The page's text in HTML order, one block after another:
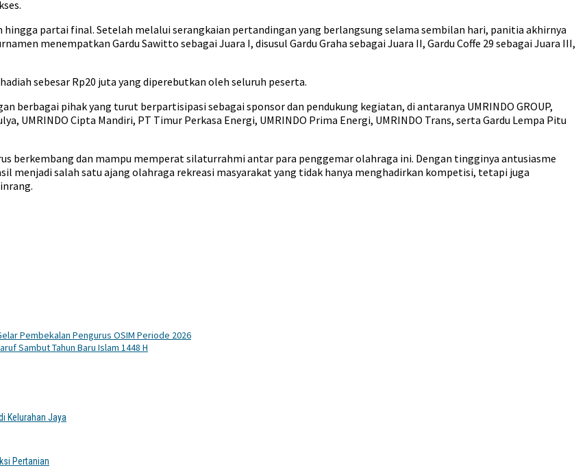
partai final. Setelah melalui serangkaian pertandingan yang berlangsung selama sembilan hari, panitia akhirnya
menempatkan Gardu Sawitto sebagai Juara I, disusul Gardu Graha sebagai Juara II, Gardu Coffe 29 sebagai Juara III,
sebesar Rp20 juta yang diperebutkan oleh seluruh peserta.
berbagai pihak yang turut berpartisipasi sebagai sponsor dan pendukung kegiatan, di antaranya UMRINDO GROUP,
UMRINDO Cipta Mandiri, PT Timur Perkasa Energi, UMRINDO Prima Energi, UMRINDO Trans, serta Gardu Lempa Pitu
berkembang dan mampu memperat silaturrahmi antar para penggemar olahraga ini. Dengan tingginya antusiasme
menjadi salah satu ajang olahraga rekreasi masyarakat yang tidak hanya menghadirkan kompetisi, tetapi juga
Pembekalan Pengurus OSIM Periode 2026
Sambut Tahun Baru Islam 1448 H
Kelurahan Jaya
Pertanian